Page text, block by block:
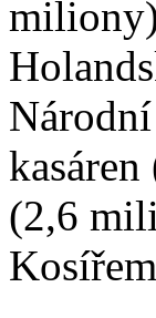
(2,6